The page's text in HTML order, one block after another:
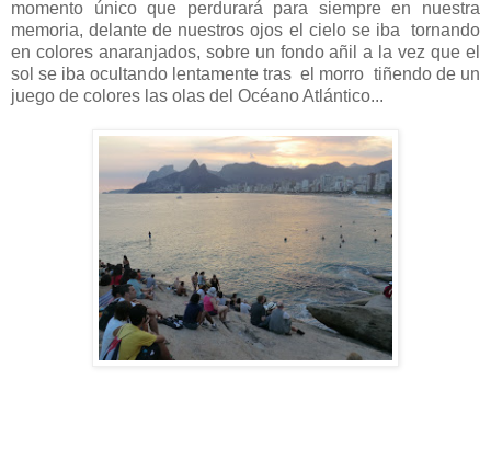
momento único que perdurará para siempre en nuestra
memoria, delante de nuestros ojos el cielo se iba tornando
en colores anaranjados, sobre un fondo añil a la vez que el
sol se iba ocultando lentamente tras el morro tiñendo de un
juego de colores las olas del Océano Atlántico...